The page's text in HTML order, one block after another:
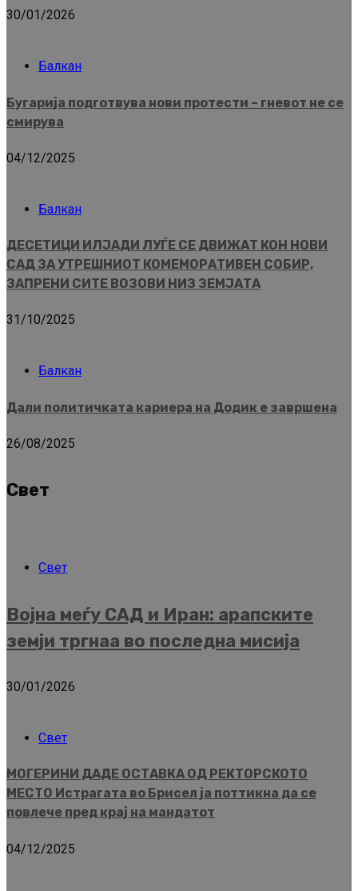
30/01/2026
Балкан
Бугарија подготвува нови протести – гневот не се
смирува
04/12/2025
Балкан
ДЕСЕТИЦИ ИЛЈАДИ ЛУЃЕ СЕ ДВИЖАТ КОН НОВИ
САД ЗА УТРЕШНИОТ КОМЕМОРАТИВЕН СОБИР,
ЗАПРЕНИ СИТЕ ВОЗОВИ НИЗ ЗЕМЈАТА
31/10/2025
Балкан
Дали политичката кариера на Додик е завршена
26/08/2025
Свет
Свет
Војна меѓу САД и Иран: арапските
земји тргнаа во последна мисија
30/01/2026
Свет
МОГЕРИНИ ДАДЕ ОСТАВКА ОД РЕКТОРСКОТО
МЕСТО Истрагата во Брисел ја поттикна да се
повлече пред крај на мандатот
04/12/2025